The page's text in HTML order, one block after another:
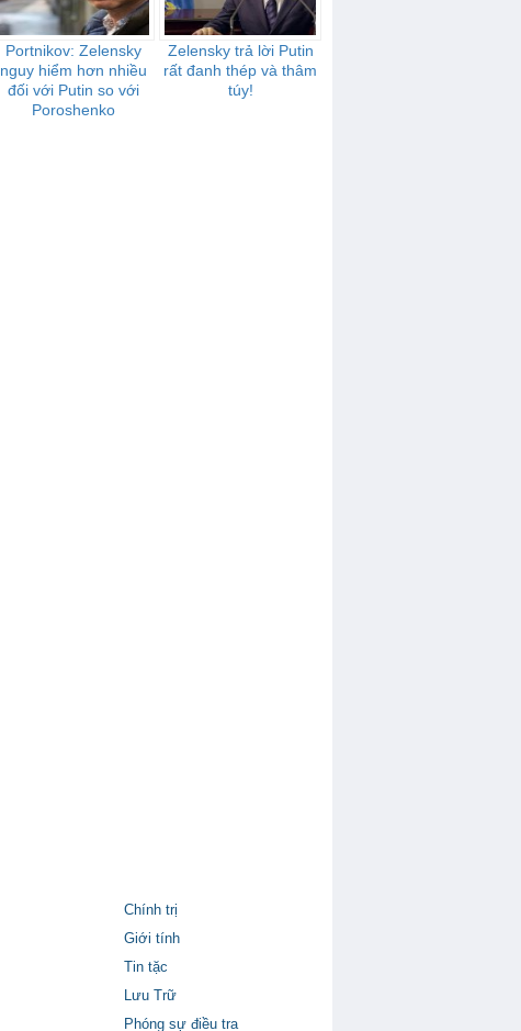
Portnikov: Zelensky
nguy hiểm hơn nhiều
đối với Putin so với
Poroshenko
Zelensky trả lời Putin
rất đanh thép và thâm
túy!
Chính trị
Giới tính
Tin tặc
Lưu Trữ
Phóng sự điều tra